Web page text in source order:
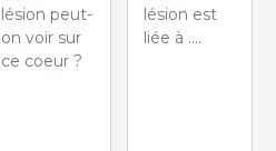
lésion peut-
on voir sur
ce coeur ?
lésion est
liée à ....